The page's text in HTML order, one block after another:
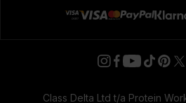
Class Delta Ltd t/a Protein